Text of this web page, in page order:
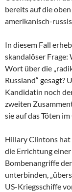
bereits auf die
amerikanisch-
In diesem Fall
skandalöser Frage:
Wort über die
Russland“ gesagt?
Kandidatin noch
zweiten
sie auf das Töten
Hillary Clintons
die Errichtung
Bombenangriffe
unterbinden,
US-Kriegsschiffe